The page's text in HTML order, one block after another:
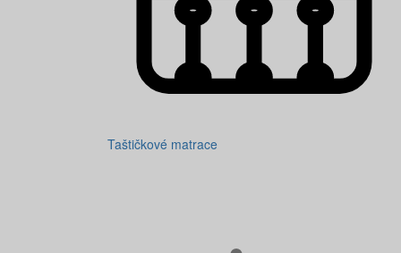
Taštičkové matrace